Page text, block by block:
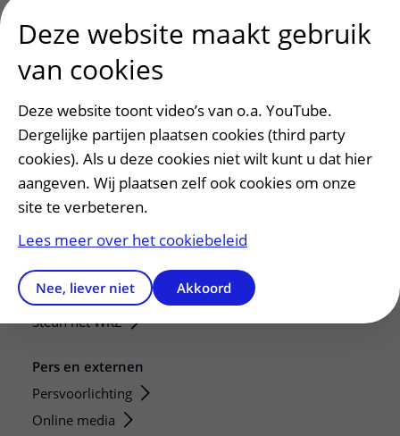
Patiëntenservice
Regels en rechten
Meedoen aan wetenschappelijk onderzoek
Samenwerken met patiënten
Clientenraad
Steun het WKZ
Pers en externen
Persvoorlichting
Online media
Deze website maakt gebruik
van cookies
Deze website toont video’s van o.a. YouTube.
Dergelijke partijen plaatsen cookies (third party
cookies). Als u deze cookies niet wilt kunt u dat hier
aangeven. Wij plaatsen zelf ook cookies om onze
site te verbeteren.
Lees meer over het cookiebeleid
Nee, liever niet Akkoord